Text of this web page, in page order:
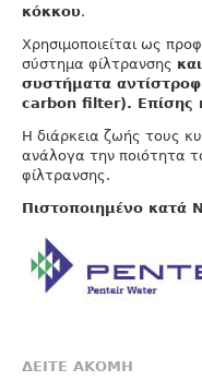
κόκκου.
Χρησιμοποιείται ως
σύστημα φίλτρανσης
συστήματα
carbon filter). Επίσης
Η διάρκεια ζωής τους
ανάλογα την ποιότητα
φίλτρανσης.
Πιστοποιημένο κατά
ΔΕΙΤΕ ΑΚΟΜΗ